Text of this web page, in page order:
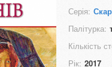
Серія:
Палітурка:
Кількість
Рік: 2017